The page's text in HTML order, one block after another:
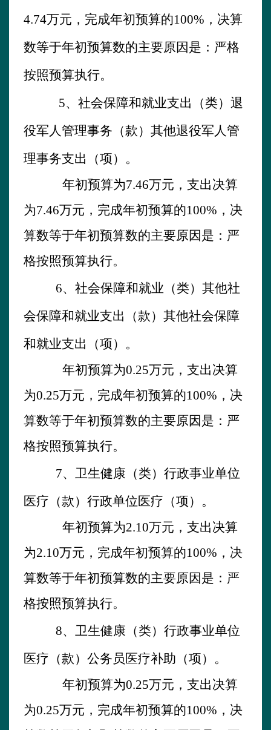
4.74万元，完成年初预算的100% ， 决算
数等于年初预算数的主要原因是： 严格
按照预算执行。
5、社会保障和就业支出（类）退
役军人管理事务 （款） 其他退役军人管
理事务支出
（项）。
年初预算为7.46万元，支出决算
为7.46万元，完成年初预算的100% ， 决
算数等于年初预算数的主要原因是： 严
格按照预算执行。
6、社会保障和就业 （类）其他社
会保障和就业支出
（款）其他社会保障
和就业支出
（项）。
年初预算为0.25万元，支出决算
为0.25万元， 完成年初预算的100% ， 决
算数等于年初预算数的主要原因是： 严
格按照预算执行。
7、卫生健康 （类）行政事业单位
医疗 （款）行政单位医疗 （项）。
年初预算为2.10万元，支出决算
为2.10万元， 完成年初预算的100% ， 决
算数等于年初预算数的主要原因是： 严
格按照预算执行。
8、卫生健康 （类）行政事业单位
医疗 （款） 公务员医疗补助 （项）。
年初预算为0.25万元，支出决算
为0.25万元， 完成年初预算的100% ， 决